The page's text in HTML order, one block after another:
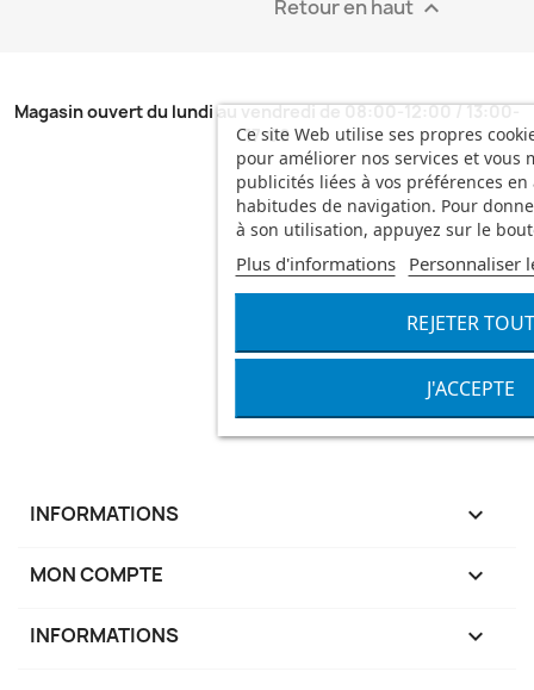
Ce site Web utilise ses propres
pour améliorer nos services et vous
publicités liées à vos préférences en
habitudes de navigation. Pour
à son utilisation, appuyez sur le
Plus d'informations Personnaliser
REJETER TOUT
J'ACCEPTE
Retour en haut 
Magasin ouvert du lundi au vendredi de 08:00-12:00 / 13:00-
17:00
INFORMATIONS 
MON COMPTE 
INFORMATIONS keyboard_arrow_down